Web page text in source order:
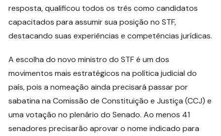
resposta, qualificou todos os três como candidatos
capacitados para assumir sua posição no STF,
destacando suas experiências e competências jurídicas.
A escolha do novo ministro do STF é um dos
movimentos mais estratégicos na política judicial do
país, pois a nomeação ainda precisará passar por
sabatina na Comissão de Constituição e Justiça (CCJ) e
uma votação no plenário do Senado. Ao menos 41
senadores precisarão aprovar o nome indicado para